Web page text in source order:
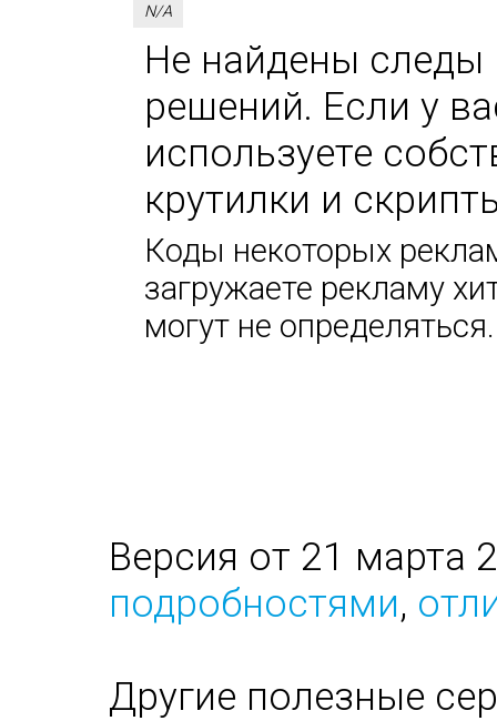
N/A
Не найдены следы
решений. Если у
используете
крутилки и
Коды некоторых
загружаете рекламу
могут не определяться.
Версия от 21 марта
подробностями,
Другие полезные